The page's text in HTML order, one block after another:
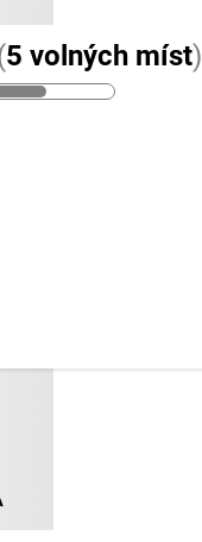
5 volných míst)